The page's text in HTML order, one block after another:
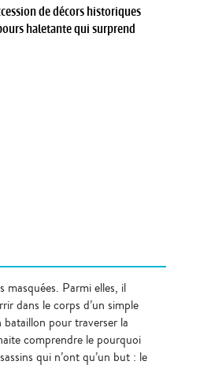
de décors historiques
haletante qui surprend
masquées. Parmi elles, il
dans le corps d’un simple
pour traverser la
comprendre le pourquoi
qui n’ont qu’un but : le